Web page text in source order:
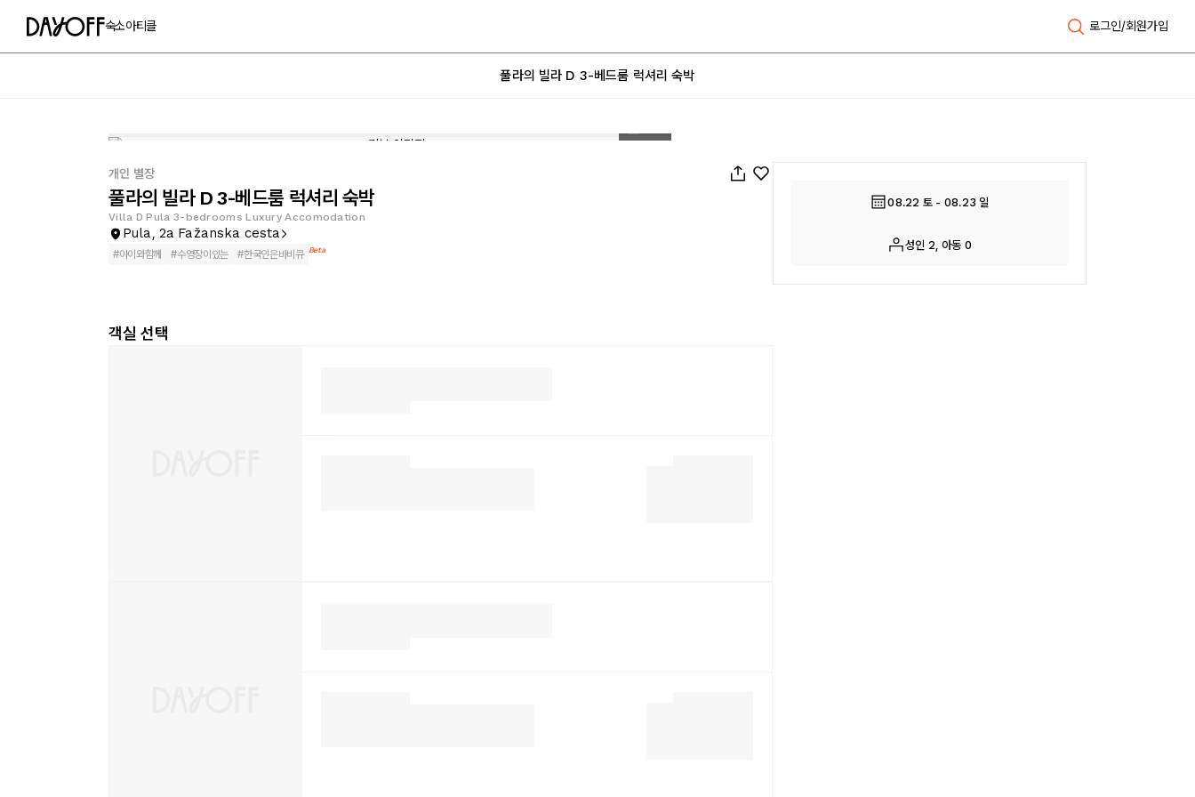
숙소아티클 로그인/회원가입
풀라의 빌라 D 3-베드룸 럭셔리 숙박
개인 별장
풀라의 빌라 D 3-베드룸 럭셔리 숙박
Villa D Pula 3-bedrooms Luxury Accomodation
Pula, 2a Fažanska cesta
#아이와함께 #수영장이있는 #한국인은바비큐 Beta
객실 선택
08.22 토 - 08.23 일
성인 2, 아동 0